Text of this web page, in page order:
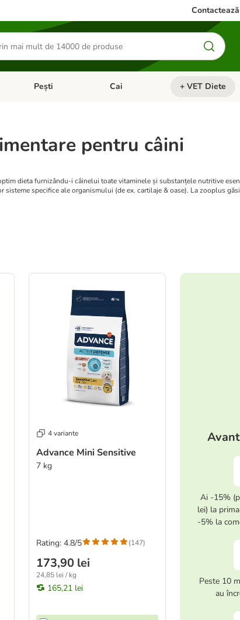
Păsări
Deschideți meniul cu categorii: Animale mici
Pești Deschideți meniul cu categorii: Pești
Cai Deschideți meniul
+ VET Diete
pentru câini
dieta furnizându-i câinelui toate vitaminele și substanțele nutritive
sisteme specifice ale organismului (de ex. cartilaje & oase). La zooplus
4 variante
Advance Mini Sensitive
7 kg
173,90 lei
24,85 lei / kg
165,21 lei
Rating: 4.8/5 (147)
Ai -15%
lei) la
-5% la
Peste 10
au